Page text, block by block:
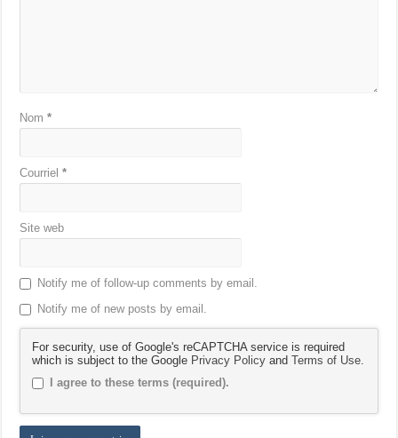
Nom*
Courriel*
Site web
Notify me of follow-up comments by email.
Notify me of new posts by email.
For security, use of Google's reCAPTCHA service is required
which is subject to the Google Privacy Policy andTerms of Use
I agree to these terms (required).